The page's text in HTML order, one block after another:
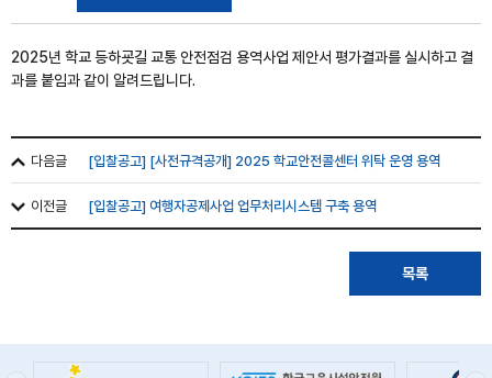
2025년 학교 등하굣길 교통 안전점검 용역사업 제안서 평가결과를 실시하고 결
과를 붙임과 같이 알려드립니다.
다음글 [입찰공고] [사전규격공개] 2025 학교안전콜센터 위탁 운영 용역
이전글 [입찰공고] 여행자공제사업 업무처리시스템 구축 용역
목록